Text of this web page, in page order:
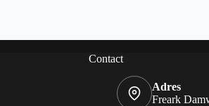
Contact
Adres
Freark